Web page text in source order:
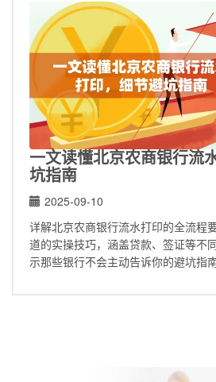
一文读懂北京农商银行流
坑指南
2025-09-10
详解北京农商银行流水打印的全流程
道的实操技巧，涵盖贷款、签证等不
示那些银行不会主动告诉你的避坑指